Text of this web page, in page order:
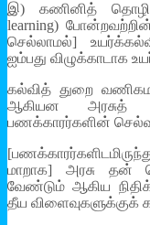
இ) கணினித்
learning) போன்றவற்றின்
செல்லாமல்]
ஐம்பது விழுக்காடாக
கல்வித் துறை
ஆகியன அரசுத்
பணக்காரர்களின்
மாறாக] அரசு தன்
வேண்டும் ஆகிய
தீய